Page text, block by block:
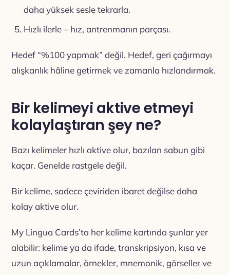
daha yüksek sesle tekrarla.
Hızlı ilerle – hız, antrenmanın parçası.
Hedef “%100 yapmak” değil. Hedef, geri çağırmayı
alışkanlık hâline getirmek ve zamanla hızlandırmak.
Bir kelimeyi aktive etmeyi
kolaylaştıran şey ne?
Bazı kelimeler hızlı aktive olur, bazıları sabun gibi
kaçar. Genelde rastgele değil.
Bir kelime, sadece çeviriden ibaret değilse daha
kolay aktive olur.
My Lingua Cards’ta her kelime kartında şunlar yer
alabilir: kelime ya da ifade, transkripsiyon, kısa ve
uzun açıklamalar, örnekler, mnemonik, görseller ve